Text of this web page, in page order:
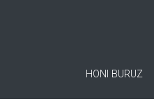
HONI BURUZ